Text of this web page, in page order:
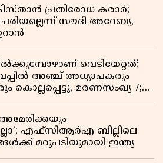
പ്രതിരോധ കരാർ;
സൗദി അറേബ്യ,
വെടിയേറ്റത്;
അഞ്ച് അധ്യാപകരും
കൊല്ലപ്പെട്ടു, മരണസംഖ്യ 7;
എഫ്സിആർഎ ബില്ലിലെ
മറുപടിയുമായി ഇന്ത്യ